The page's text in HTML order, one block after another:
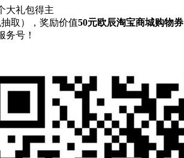
大礼包得主
取），奖励价值50元欧辰淘宝商城购物券
务号！